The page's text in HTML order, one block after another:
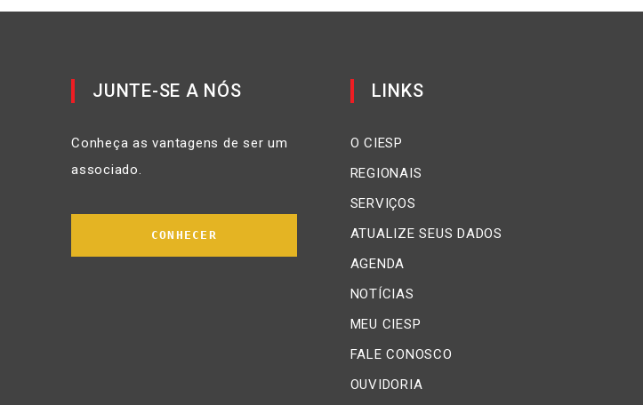
JUNTE-SE A NÓS
Conheça as vantagens de ser um
associado.
CONHECER
LINKS
O CIESP
REGIONAIS
SERVIÇOS
ATUALIZE SEUS DADOS
AGENDA
NOTÍCIAS
MEU CIESP
FALE CONOSCO
OUVIDORIA